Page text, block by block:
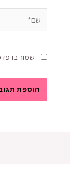
שמור